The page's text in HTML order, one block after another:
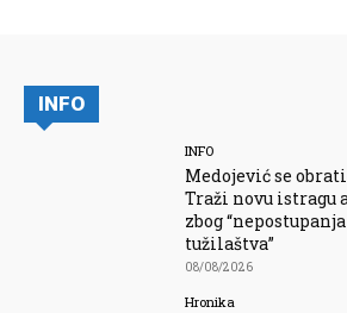
INFO
INFO
Medojević se
Traži novu istragu
zbog
tužilaštva”
08/08/2026
Hronika